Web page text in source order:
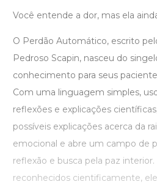
Você entende a dor, mas ela
O Perdão Automático, escrito
Pedroso Scapin, nasceu do
conhecimento para seus
Com uma linguagem simples,
reflexões e explicações
possíveis explicações acerca da
emocional e abre um campo de
reflexão e busca pela paz
reconhecidos cientificamente,